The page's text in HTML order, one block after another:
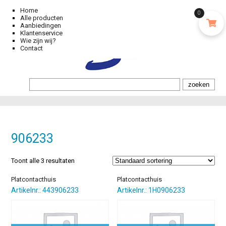
Home
Alle producten
Aanbiedingen
Klantenservice
Wie zijn wij?
Contact
906233
Toont alle 3 resultaten
Platcontacthuis
Artikelnr.: 443906233
Platcontacthuis
Artikelnr.: 1H0906233
0